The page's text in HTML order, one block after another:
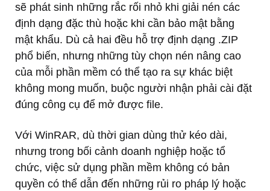
sẽ phát sinh những rắc rối nhỏ khi giải nén các
định dạng đặc thù hoặc khi cần bảo mật bằng
mật khẩu. Dù cả hai đều hỗ trợ định dạng .ZIP
phổ biến, nhưng những tùy chọn nén nâng cao
của mỗi phần mềm có thể tạo ra sự khác biệt
không mong muốn, buộc người nhận phải cài đặt
đúng công cụ để mở được file.
Với WinRAR, dù thời gian dùng thử kéo dài,
nhưng trong bối cảnh doanh nghiệp hoặc tổ
chức, việc sử dụng phần mềm không có bản
quyền có thể dẫn đến những rủi ro pháp lý hoặc